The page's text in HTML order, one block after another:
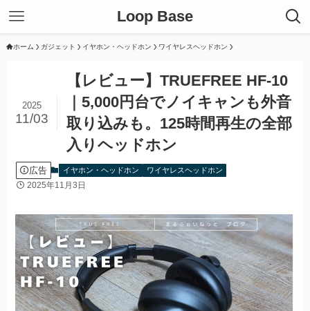
Loop Base
ホーム ガジェット イヤホン・ヘッドホン ワイヤレスヘッドホン
【レビュー】TRUEFREE HF-10
｜5,000円台でノイキャンも外音
取り込みも。125時間再生の全部
入りヘッドホン
2025
11/03
広告 イヤホン・ヘッドホン ワイヤレスヘッドホン
2025年11月3日